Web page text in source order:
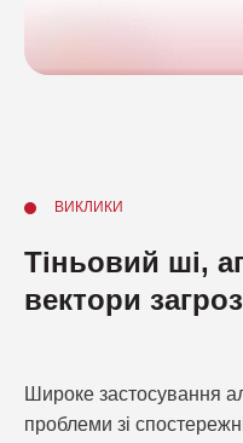
ВИКЛИКИ
Тіньовий ші,
вектори загроз
Широке застосування
проблеми зі